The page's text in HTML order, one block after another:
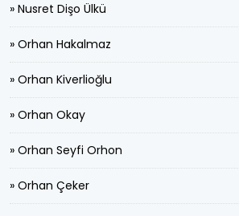
» Nusret Dişo Ülkü
» Orhan Hakalmaz
» Orhan Kiverlioğlu
» Orhan Okay
» Orhan Seyfi Orhon
» Orhan Çeker